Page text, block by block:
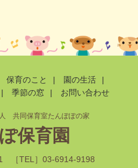
保育のこと | 園の生活
|
| 季節の窓 | お問い合わせ
共同保育室たんぽぽの家
保育園
［TEL］03-6914-9198